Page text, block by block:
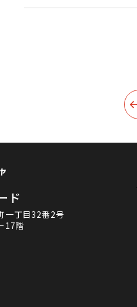
ド
一丁目32番2号
17階